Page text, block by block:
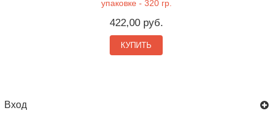
упаковке - 320 гр.
422,00 руб.
КУПИТЬ
Вход